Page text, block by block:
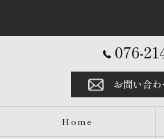
076-
お問い合わ
Home